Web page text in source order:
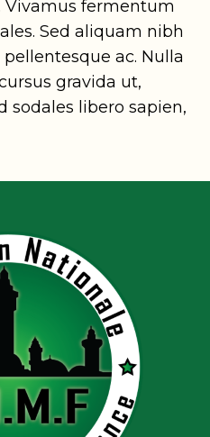
fermentum
Sed aliquam nibh
ac. Nulla
gravida ut,
sodales libero sapien,